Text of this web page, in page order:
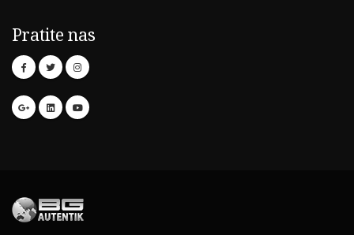
Pratite nas